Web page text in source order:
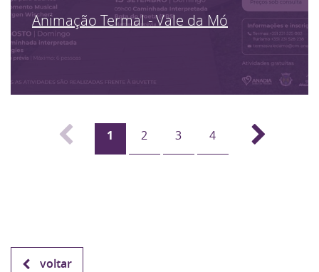
Animação Termal - Vale da Mó
1 2 3 4
voltar